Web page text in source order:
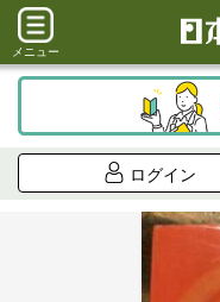
メニュー
ログイン